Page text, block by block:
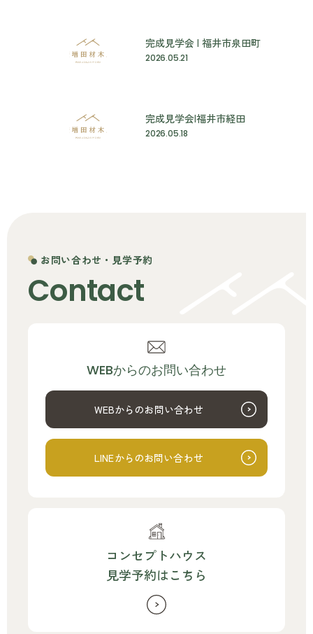
完成見学会 | 福井市泉田町
2026.05.21
完成見学会|福井市経田
2026.05.18
お問い合わせ・見学予約
Contact
WEBからのお問い合わせ
WEBからのお問い合わせ
LINEからのお問い合わせ
コンセプトハウス
見学予約はこちら